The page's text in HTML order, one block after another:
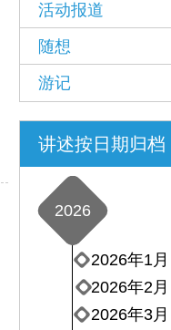
活动报道
随想
游记
讲述按日期归档
2026
2026年3月
2026年2月
2026年1月